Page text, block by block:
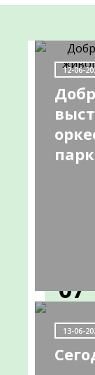
07
12-06-
парк
13-06-